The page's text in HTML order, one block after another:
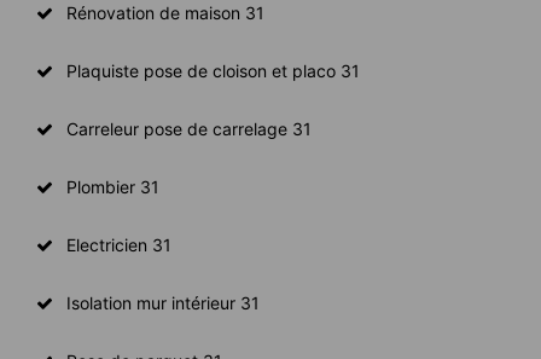
Rénovation de maison 31
Plaquiste pose de cloison et placo 31
Carreleur pose de carrelage 31
Plombier 31
Electricien 31
Isolation mur intérieur 31